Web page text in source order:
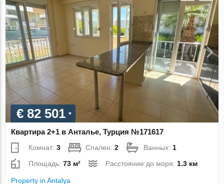
€ 82 501
Квартира 2+1 в Анталье, Турция №171617
Комнат:3 Спален:2 Ванных:1
Площадь:73 м² Расстояние до моря:1.3 км
Property in Antalya